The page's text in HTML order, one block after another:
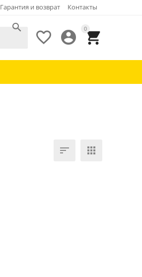
Гарантия и возврат Контакты
0



 